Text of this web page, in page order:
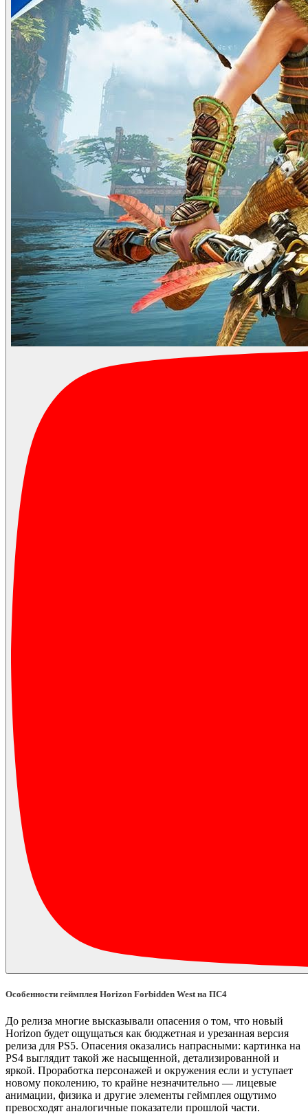
Особенности геймплея Horizon Forbidden West на ПС4
До релиза многие высказывали опасения о том, что новый
Horizon будет ощущаться как бюджетная и урезанная версия
релиза для PS5. Опасения оказались напрасными: картинка на
PS4 выглядит такой же насыщенной, детализированной и
яркой. Проработка персонажей и окружения если и уступает
новому поколению, то крайне незначительно — лицевые
анимации, физика и другие элементы геймплея ощутимо
превосходят аналогичные показатели прошлой части.